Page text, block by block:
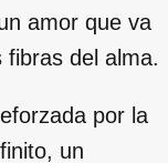
amor que va
del alma.
por la
un